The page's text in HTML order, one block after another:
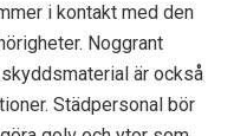
i kontakt med den
Noggrant
är också
Städpersonal bör